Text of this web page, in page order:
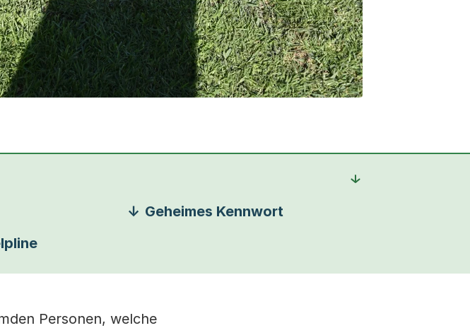
Geheimes Kennwort
Personen, welche